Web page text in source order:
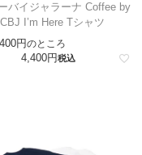
バイジャラーナ Coffee by
I’m Here Tシャツ
のところ
4,400 税込